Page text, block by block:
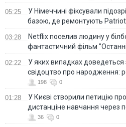
05:25
У Німеччині фіксували
базою, де ремонтують Patriot
03:28
Netflix поселив людину у
фантастичний фільм
02:22
У яких випадках доведеться
свідоцтво про народження:
198 0
01:28
У Києві створили петицію
дистанціне навчання через
36 0